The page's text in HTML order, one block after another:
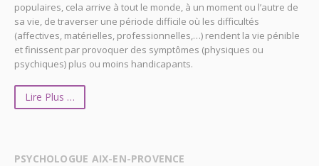
populaires, cela arrive à tout le monde, à un moment ou l’autre de
sa vie, de traverser une période difficile où les difficultés
(affectives, matérielles, professionnelles,…) rendent la vie pénible
et finissent par provoquer des symptômes (physiques ou
psychiques) plus ou moins handicapants.
Lire Plus …
PSYCHOLOGUE AIX-EN-PROVENCE